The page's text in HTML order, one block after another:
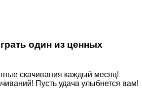
один из ценных
скачивания каждый месяц!
Пусть удача улыбнется вам!